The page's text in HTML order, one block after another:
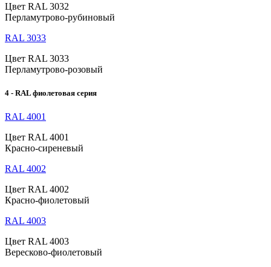
Цвет RAL 3032
Перламутрово-рубиновый
RAL 3033
Цвет RAL 3033
Перламутрово-розовый
4 - RAL фиолетовая серия
RAL 4001
Цвет RAL 4001
Красно-сиреневый
RAL 4002
Цвет RAL 4002
Красно-фиолетовый
RAL 4003
Цвет RAL 4003
Вересково-фиолетовый